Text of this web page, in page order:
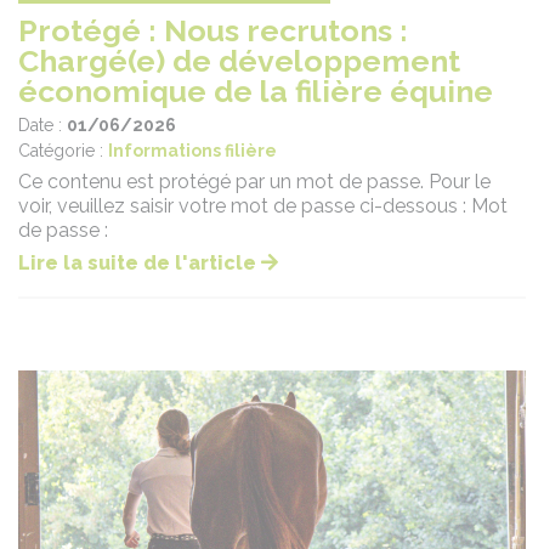
Protégé : Nous recrutons :
Chargé(e) de développement
économique de la filière équine
Date : 01/06/2026
Catégorie : Informations filière
Ce contenu est protégé par un mot de passe. Pour le
voir, veuillez saisir votre mot de passe ci-dessous : Mot
de passe :
Lire la suite de l'article